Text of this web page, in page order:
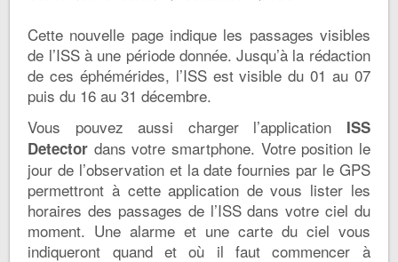
Cette nouvelle page indique les passages visibles
de l’ISS à une période donnée. Jusqu’à la rédaction
de ces éphémérides, l’ISS est visible du 01 au 07
puis du 16 au 31 décembre.
Vous pouvez aussi charger l’application ISS
Detector dans votre smartphone. Votre position le
jour de l’observation et la date fournies par le GPS
permettront à cette application de vous lister les
horaires des passages de l’ISS dans votre ciel du
moment. Une alarme et une carte du ciel vous
indiqueront quand et où il faut commencer à